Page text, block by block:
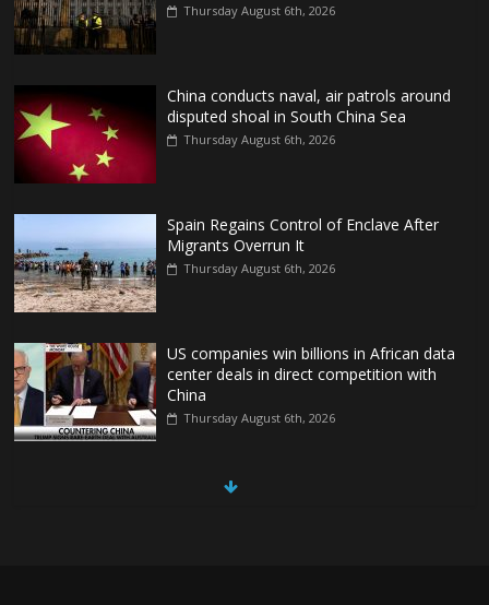
Thursday August 6th, 2026
China conducts naval, air patrols around
disputed shoal in South China Sea
Thursday August 6th, 2026
Spain Regains Control of Enclave After
Migrants Overrun It
Thursday August 6th, 2026
US companies win billions in African data
center deals in direct competition with
China
Thursday August 6th, 2026
China, Russia, Iran and North Korea